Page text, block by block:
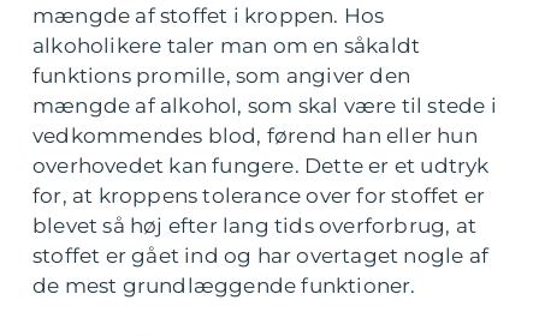
mængde af stoffet i kroppen. Hos
alkoholikere taler man om en såkaldt
funktions promille, som angiver den
mængde af alkohol, som skal være til stede i
vedkommendes blod, førend han eller hun
overhovedet kan fungere. Dette er et udtryk
for, at kroppens tolerance over for stoffet er
blevet så høj efter lang tids overforbrug, at
stoffet er gået ind og har overtaget nogle af
de mest grundlæggende funktioner.